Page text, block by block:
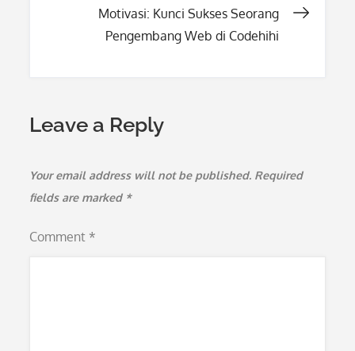
Motivasi: Kunci Sukses Seorang
Pengembang Web di Codehihi
Leave a Reply
Your email address will not be published. Required
fields are marked *
Comment *